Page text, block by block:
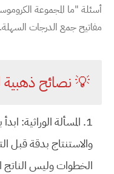
أسئلة "ما المجموعة
مفاتيح جمع الدرجات السهلة.
💡 نصائح ذهبية لضمان
المسألة الوراثية:
والاستنتاج بدقة
الخطوات وليس الناتج